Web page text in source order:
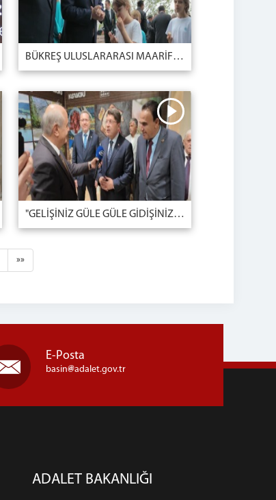
BÜKREŞ ULUSLARARASI MAARİF OKULU | ROMANYA
"GELİŞİNİZ GÜLE GÜLE GİDİŞİNİZ GÜLE GÜLE HER İŞİNİZ GÜLE GÜLE"
»»
E-Posta
basin adalet.gov.tr
ADALET BAKANLIĞI